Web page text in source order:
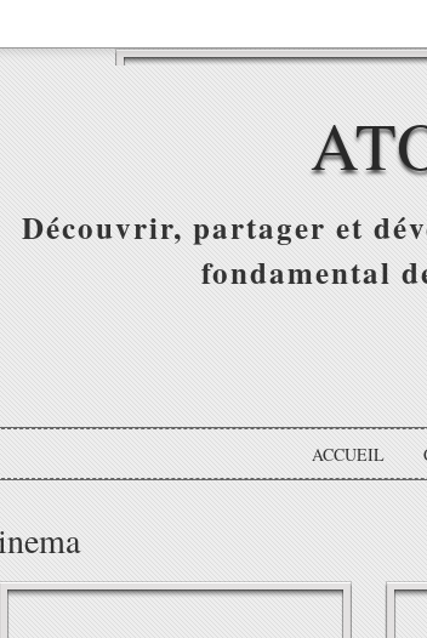
Découvrir, partager et
fondamental
ACCUEIL